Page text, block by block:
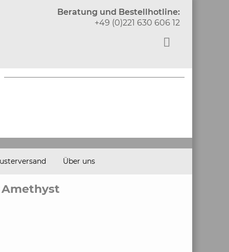
Beratung und Bestellhotline:
+49 (0)221 630 606 12
Über uns
Amethyst